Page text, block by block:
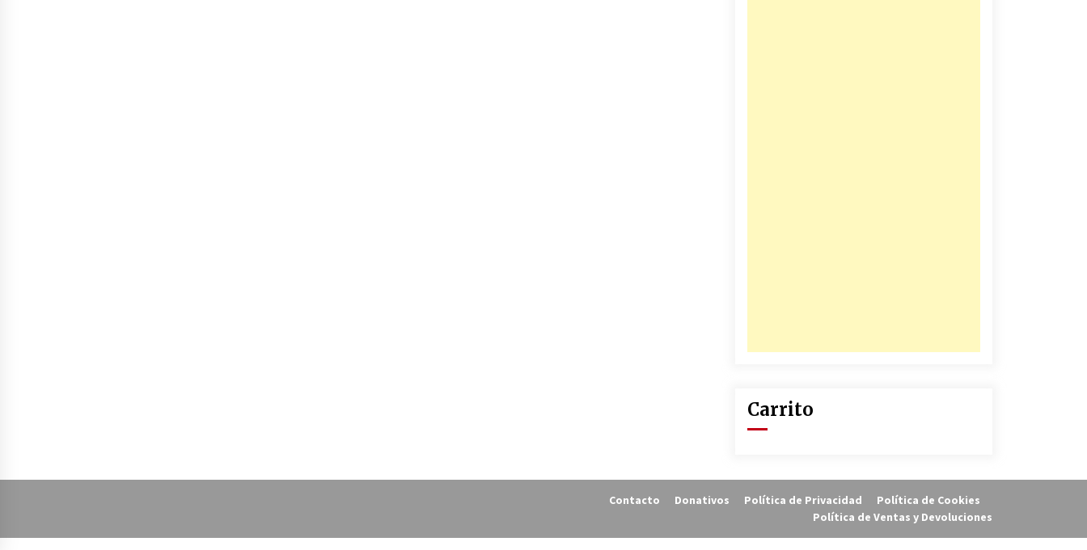
Carrito
Contacto Donativos Política de Privacidad
Política de Cookies
Política de Ventas y Devoluciones